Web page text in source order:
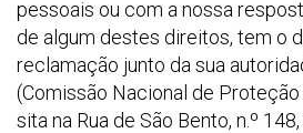
pessoais ou com a nossa
de algum destes direitos, tem o
reclamação junto da sua
(Comissão Nacional de
sita na Rua de São Bento, n.º